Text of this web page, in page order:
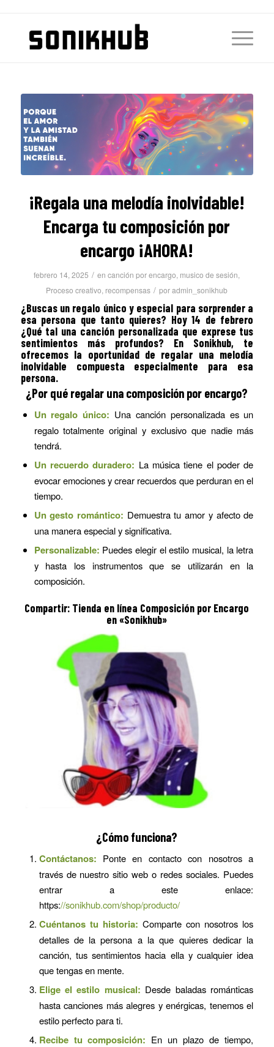
¡Regala una melodía inolvidable!
Encarga tu composición por
encargo ¡AHORA!
febrero 14, 2025 / encanción por encargo, musico de sesión,
Proceso creativo, recompensas / poradmin_sonikhub
¿Buscas un regalo único y especial para sorprender a
esa persona que tanto quieres? Hoy 14 de febrero
¿Qué tal una canción personalizada que exprese tus
sentimientos más profundos? En Sonikhub, te
ofrecemos la oportunidad de regalar una melodía
inolvidable compuesta especialmente para esa
persona.
¿Por qué regalar una composición por encargo?
Un regalo único: Una canción personalizada es un
regalo totalmente original y exclusivo que nadie más
tendrá.
Un recuerdo duradero: La música tiene el poder de
evocar emociones y crear recuerdos que perduran en el
tiempo.
Un gesto romántico: Demuestra tu amor y afecto de
una manera especial y significativa.
Personalizable: Puedes elegir el estilo musical, la letra
y hasta los instrumentos que se utilizarán en la
composición.
Compartir: Tienda en línea Composición por Encargo
en «Sonikhub»
¿Cómo funciona?
Contáctanos: Ponte en contacto con nosotros a
través de nuestro sitio web o redes sociales. Puedes
entrar a este enlace:
https://sonikhub.com/shop/producto/
Cuéntanos tu historia: Comparte con nosotros los
detalles de la persona a la que quieres dedicar la
canción, tus sentimientos hacia ella y cualquier idea
que tengas en mente.
Elige el estilo musical: Desde baladas románticas
hasta canciones más alegres y enérgicas, tenemos el
estilo perfecto para ti.
Recibe tu composición: En un plazo de tiempo,